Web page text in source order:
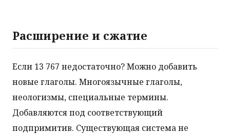
Расширение и сжатие
Если 13 767 недостаточно? Можно добавить
новые глаголы. Многоязычные глаголы,
неологизмы, специальные термины.
Добавляются под соответствующий
подпримитив. Существующая система не